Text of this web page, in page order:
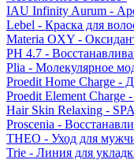
IAU Infinity Aurum -
Lebel - Краска для
Materia OXY -
PH 4.7 -
Plia - Молекулярное
Proedit Home Charge -
Proedit Element
Hair Skin Relaxing -
Proscenia -
THEO - Уход для
Trie - Линия для